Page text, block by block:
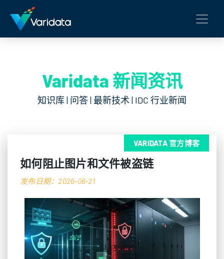
Varidata 新闻资讯
知识库 | 问答 | 最新技术 | IDC 行业新闻
VARIDATA 官方博客
如何阻止图片和文件被盗链
发布日期：2026-06-21